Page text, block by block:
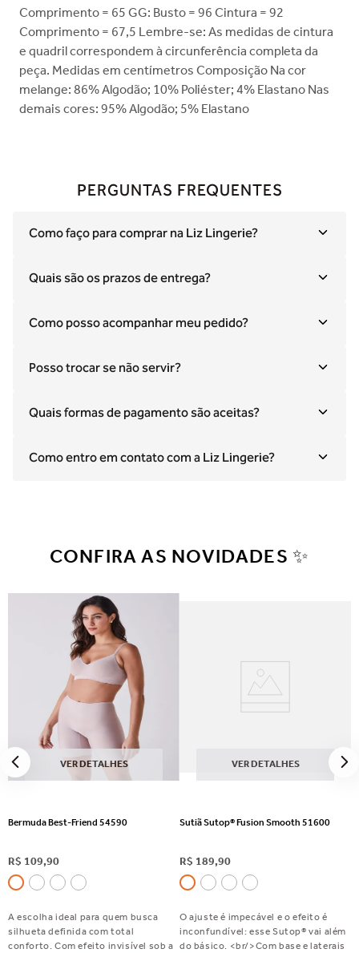
Comprimento = 65 GG: Busto = 96 Cintura = 92
Comprimento = 67,5 Lembre-se: As medidas de cintura
e quadril correspondem à circunferência completa da
peça. Medidas em centímetros Composição Na cor
melange: 86% Algodão; 10% Poliéster; 4% Elastano Nas
demais cores: 95% Algodão; 5% Elastano
PERGUNTAS FREQUENTES
Como faço para comprar na Liz Lingerie?
Quais são os prazos de entrega?
Como posso acompanhar meu pedido?
Posso trocar se não servir?
Quais formas de pagamento são aceitas?
Como entro em contato com a Liz Lingerie?
CONFIRA AS NOVIDADES ✨
VER DETALHES
Bermuda Best-Friend 54590
R$ 109,90
A escolha ideal para quem busca
silhueta definida com total
conforto. Com efeito invisível sob a
VER DETALHES
Sutiã Sutop® Fusion Smooth 51600
R$ 189,90
O ajuste é impecável e o efeito é
inconfundível: esse Sutop® vai além
do básico. <br/>Com base e laterais